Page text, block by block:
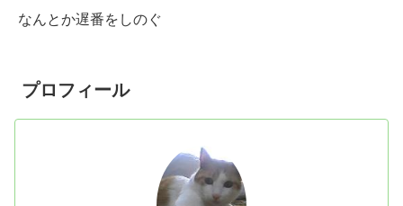
なんとか遅番をしのぐ
プロフィール